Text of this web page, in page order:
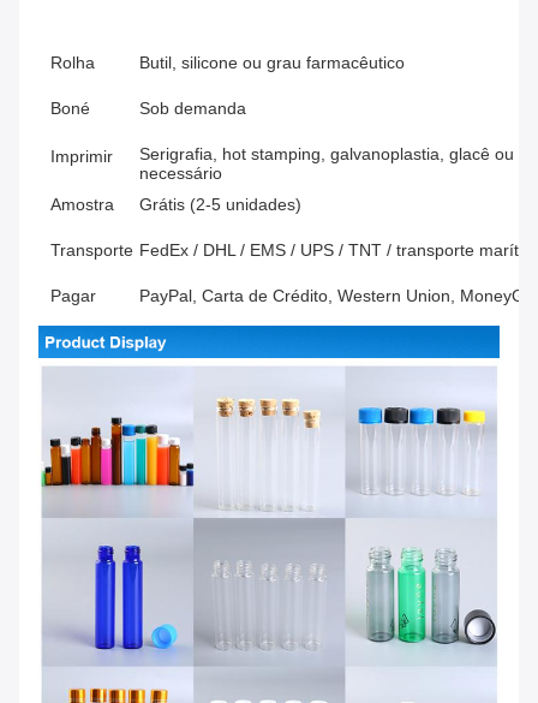
Rolha Butil, silicone ou grau farmacêutico
Boné Sob demanda
Imprimir
Serigrafia, hot stamping, galvanoplastia, glacê ou
necessário
Amostra
Grátis (2-5 unidades)
Transporte FedEx / DHL / EMS / UPS / TNT / transporte
Pagar PayPal, Carta de Crédito, Western Union,